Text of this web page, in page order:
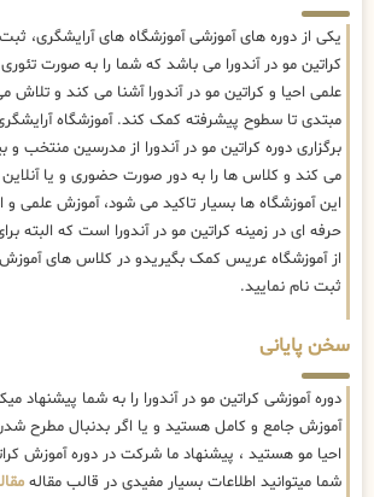
یکی از دوره های آموزشی آموزشگاه های آرایشگری،
کراتین مو در آندورا می باشد که شما را به صورت
علمی احیا و کراتین مو در آندورا آشنا می کند و تلاش
مبتدی تا سطوح پیشرفته کمک کند. آموزشگاه
برگزاری دوره کراتین مو در آندورا از مدرسین منتخب و
می کند و کلاس ها را به دور صورت حضوری و یا آنلاین
این آموزشگاه ها بسیار تاکید می شود، آموزش علمی و
حرفه ای در زمینه کراتین مو در آندورا است که البته
از آموزشگاه عریس کمک بگیریدو در کلاس های آموزش
ثبت نام نمایید.
سخن پایانی
دوره آموزشی کراتین مو در آندورا را به شما پیشنهاد
آموزش جامع و کامل هستید و یا اگر بدنبال مطرح شدن
احیا مو هستید ، پیشنهاد ما شرکت در دوره آموزش
شما میتوانید اطلاعات بسیار مفیدی در قالب مقاله